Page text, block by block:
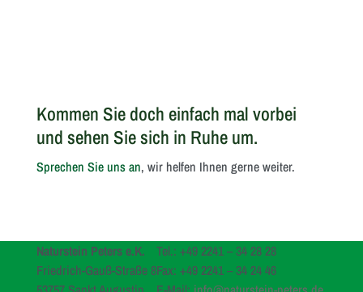
Kommen Sie doch einfach mal vorbei
und sehen Sie sich in Ruhe um.
Sprechen Sie uns an, wir helfen Ihnen gerne weiter.
Naturstein Peters e.K.
Friedrich-Gauß-Straße 8
Tel.: +49 2241 – 34 28 28
Fax: +49 2241 – 34 24 46